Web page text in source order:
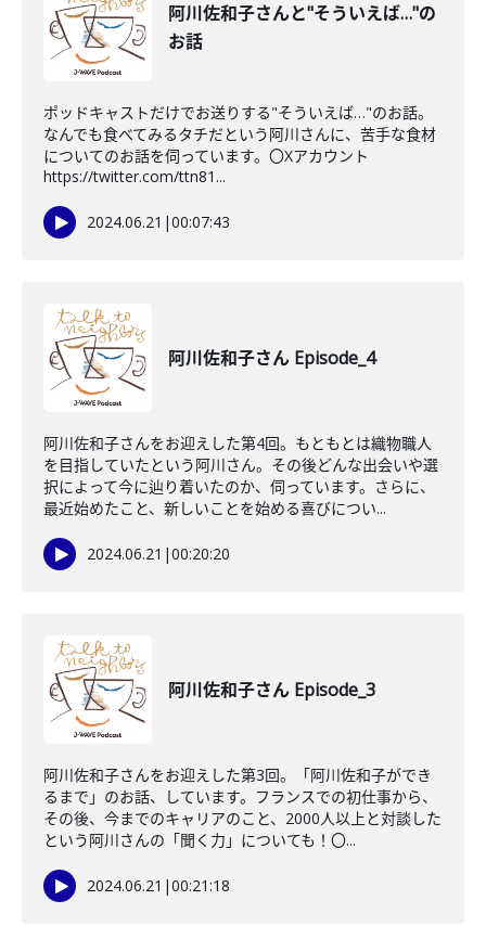
阿川佐和子さんと"そういえば…"の
お話
ポッドキャストだけでお送りする"そういえば…"のお話。
なんでも食べてみるタチだという阿川さんに、苦手な食材
についてのお話を伺っています。〇Xアカウント
https://twitter.com/ttn81...
2024.06.21 |00:07:43
阿川佐和子さん Episode_4
阿川佐和子さんをお迎えした第4回。もともとは織物職人
を目指していたという阿川さん。その後どんな出会いや選
択によって今に辿り着いたのか、伺っています。さらに、
最近始めたこと、新しいことを始める喜びについ...
2024.06.21 |00:20:20
阿川佐和子さん Episode_3
阿川佐和子さんをお迎えした第3回。「阿川佐和子ができ
るまで」のお話、しています。フランスでの初仕事から、
その後、今までのキャリアのこと、2000人以上と対談した
という阿川さんの「聞く力」についても！〇...
2024.06.21 |00:21:18